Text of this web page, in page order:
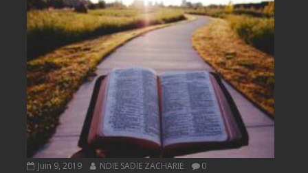
Juin 9, 2019 NDIE SADIE ZACHARIE 0